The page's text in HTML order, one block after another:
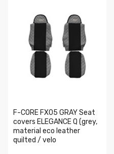
F-CORE FX05 GRAY Seat
covers ELEGANCE Q (grey,
material eco leather
quilted / velo